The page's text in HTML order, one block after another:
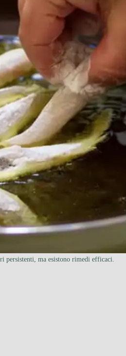
persistenti, ma esistono rimedi efficaci.